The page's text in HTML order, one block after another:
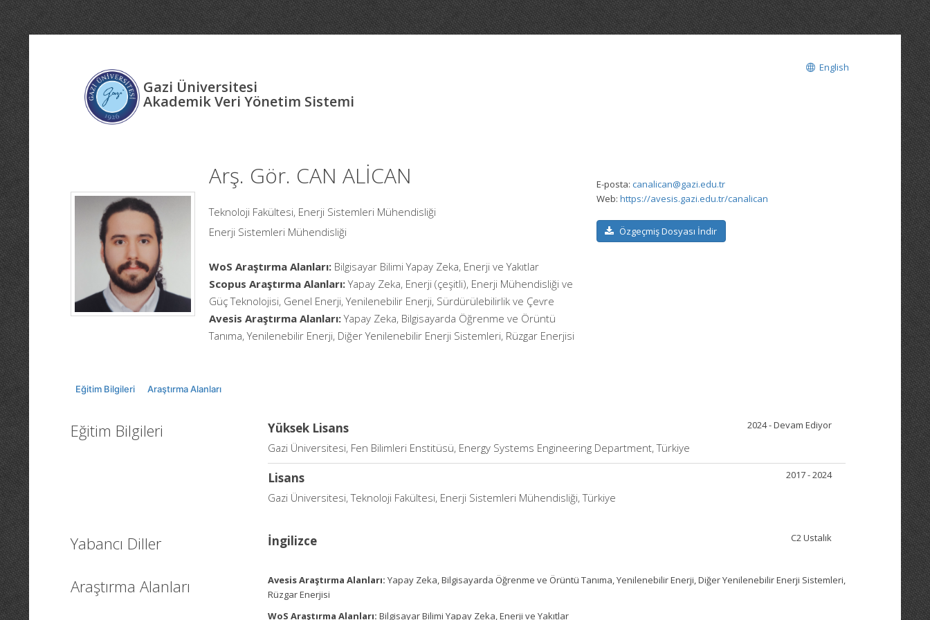
Gazi Üniversitesi
Akademik Veri Yönetim Sistemi
English
Arş. Gör. CAN ALİCAN
Teknoloji Fakültesi, Enerji Sistemleri Mühendisliği
Enerji Sistemleri Mühendisliği
WoS Araştırma Alanları: Bilgisayar Bilimi Yapay Zeka, Enerji ve Yakıtlar
Scopus Araştırma Alanları:Yapay Zeka, Enerji (çeşitli), Enerji Mühendisliği ve
Güç Teknolojisi, Genel Enerji, Yenilenebilir Enerji, Sürdürülebilirlik ve Çevre
Avesis Araştırma Alanları:Yapay Zeka, Bilgisayarda Öğrenme ve Örüntü
Tanıma, Yenilenebilir Enerji, Diğer Yenilenebilir Enerji Sistemleri, Rüzgar Enerjisi
E-posta: canalican@gazi.edu.tr
Web: https://avesis.gazi.edu.tr/canalican
Özgeçmiş Dosyası İndir
Eğitim Bilgileri Araştırma Alanları
Eğitim Bilgileri 2024 - Devam Ediyor
Yüksek Lisans
Gazi Üniversitesi, Fen Bilimleri Enstitüsü, Energy Systems Engineering Department, Türkiye
2017 - 2024
Lisans
Gazi Üniversitesi, Teknoloji Fakültesi, Enerji Sistemleri Mühendisliği, Türkiye
Yabancı Diller C2 Ustalık
İngilizce
Araştırma Alanları Avesis Araştırma Alanları: Yapay Zeka, Bilgisayarda Öğrenme ve Örüntü Tanıma, Yenilenebilir Enerji, Diğer Yenilenebilir Enerji Sistemleri,
Rüzgar Enerjisi
WoS Araştırma Alanları: Bilgisayar Bilimi Yapay Zeka, Enerji ve Yakıtlar